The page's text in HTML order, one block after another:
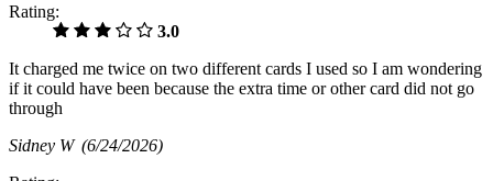
Rating:
3.0
It charged me twice on two different cards I used so I am wondering
if it could have been because the extra time or other card did not go
through
Sidney W (6/24/2026)